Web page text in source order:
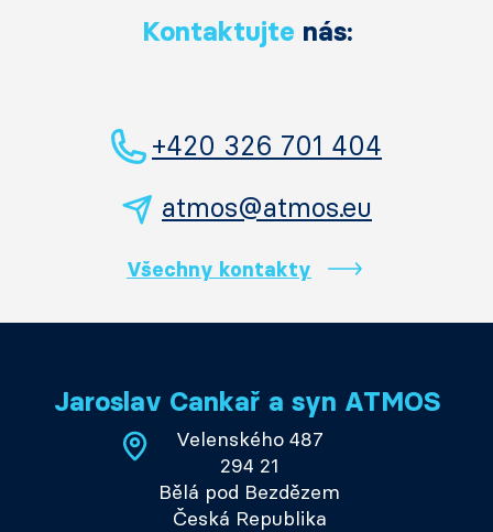
Kontaktujte nás:
+420 326 701 404
atmos@atmos.eu
Všechny kontakty
Jaroslav Cankař a syn ATMOS
Velenského 487
294 21
Bělá pod Bezdězem
Česká Republika